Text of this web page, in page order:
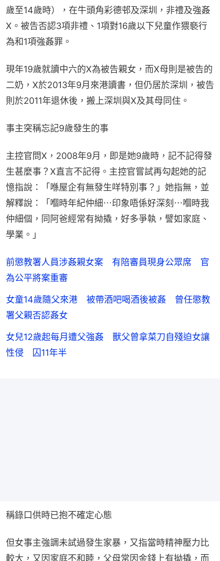
歲至14歲時），在牛頭角彩德邨及深圳，非禮及強姦
X。被告否認3項非禮、1項對16歲以下兒童作猥褻行
為和1項強姦罪。
現年19歲就讀中六的X為被告親女，而X母則是被告的
二奶，X於2013年9月來港讀書，但仍居於深圳，被告
則於2011年退休後，搬上深圳與X及其母同住。
事主突稱忘記9歲發生的事
主控官問X，2008年9月，即是她9歲時，記不記得發
生甚麼事？X直言不記得。主控官嘗試再勾起她的記
憶指說：「喺屋企有無發生咩特別事？」她指無，並
解釋說：「嗰時年紀仲細⋯印象唔係好深刻⋯嗰時我
仲細個，同阿爸經常有拗撬，好多爭執，譬如家庭、
學業。」
前懲教署人員涉姦親女案 有陪審員現身公眾席 官
為公平將案重審
女童14歲隨父來港 被帶酒吧喝酒後被姦 曾任懲教
署父親否認姦女
女兒12歲起每月遭父強姦 獸父曾拿菜刀自殘迫女讓
性侵 囚11年半
稱錄口供時已抱不確定心態
但女事主強調未試過發生家暴，又指當時精神壓力比
較大，又因家庭不和睦，父母常因金錢上有拗撬，而